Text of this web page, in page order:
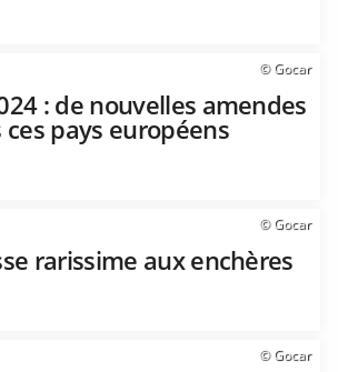
© Gocar
: de nouvelles amendes
ces pays européens
© Gocar
rarissime aux enchères
© Gocar